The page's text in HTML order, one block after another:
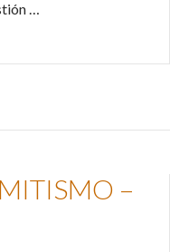
…
mí – Primavera 2011
–